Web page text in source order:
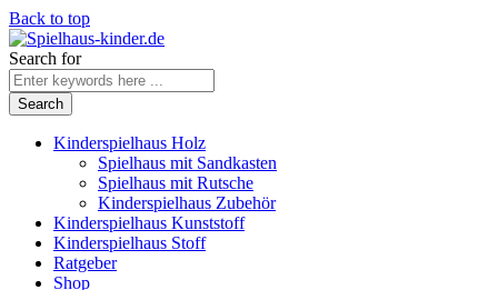
Back to top
Search for
Kinderspielhaus Holz
Spielhaus mit Sandkasten
Spielhaus mit Rutsche
Kinderspielhaus Zubehör
Kinderspielhaus Kunststoff
Kinderspielhaus Stoff
Ratgeber
Shop